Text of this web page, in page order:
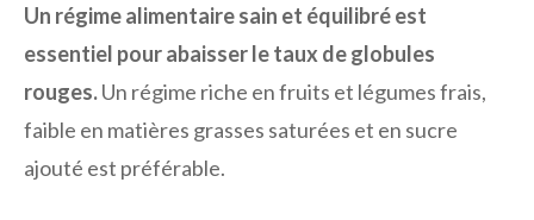
Un régime alimentaire sain et équilibré est
essentiel pour abaisser le taux de globules
rouges.Un régime riche en fruits et légumes frais,
faible en matières grasses saturées et en sucre
ajouté est préférable.